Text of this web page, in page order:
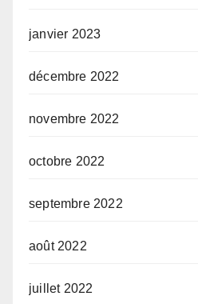
janvier 2023
décembre 2022
novembre 2022
octobre 2022
septembre 2022
août 2022
juillet 2022